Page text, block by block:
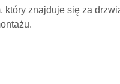
który znajduje się za